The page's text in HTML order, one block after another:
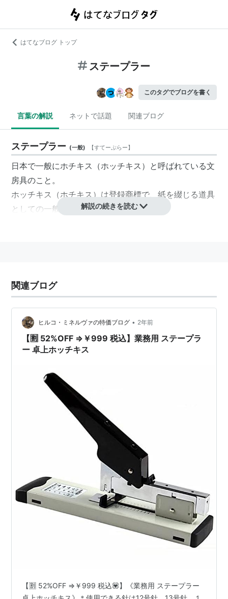
はてなブログ トップ
ステープラー
このタグでブログを書く
言葉の解説 ネットで話題 関連ブログ
ステープラー (一般) 【すてーぷらー】
日本で一般にホチキス（ホッチキス）と呼ばれている文
房具のこと。
ホッチキス（ホチキス）は登録商標で、紙を綴じる道具
としての一般名称は「ステープラー」
下URL）
連は、マックス社でも明らかな資料を持っておらず
不明（以下URL）
解説の続きを読む
関連ブログ
ヒルコ・ミネルヴァの特価ブログ • 2年前
【🈹 52%OFF ⇒￥999 税込】業務用 ステープラ
ー 卓上ホッチキス
【🈹 52%OFF ⇒￥999 税込💟】《業務用 ステープラー